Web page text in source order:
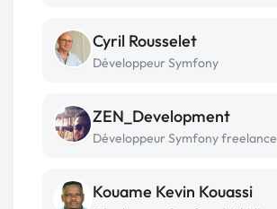
Cyril Rousselet
Développeur Symfony
ZEN_Development
Développeur Symfony freelance
Kouame Kevin Kouassi